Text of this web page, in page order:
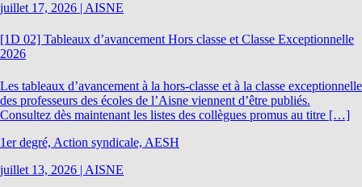
juillet 17, 2026 | AISNE
[1D 02] Tableaux d’avancement Hors classe et Classe Exceptionnelle
2026
Les tableaux d’avancement à la hors-classe et à la classe exceptionnelle
des professeurs des écoles de l’Aisne viennent d’être publiés.
Consultez dès maintenant les listes des collègues promus au titre […]
1er degré, Action syndicale, AESH
juillet 13, 2026 | AISNE